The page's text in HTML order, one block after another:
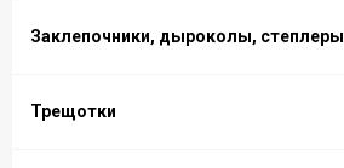
Заклепочники, дыроколы, степлеры
Трещотки